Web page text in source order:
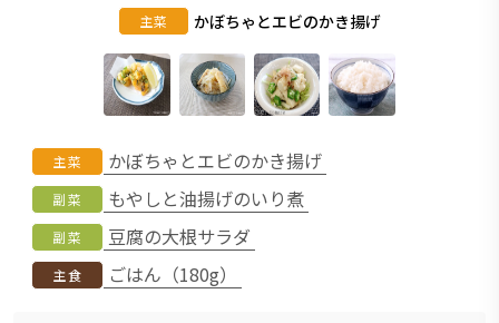
主菜 かぼちゃとエビのかき揚げ
主菜 かぼちゃとエビのかき揚げ
副菜 もやしと油揚げのいり煮
副菜 豆腐の大根サラダ
主食 ごはん（180g）